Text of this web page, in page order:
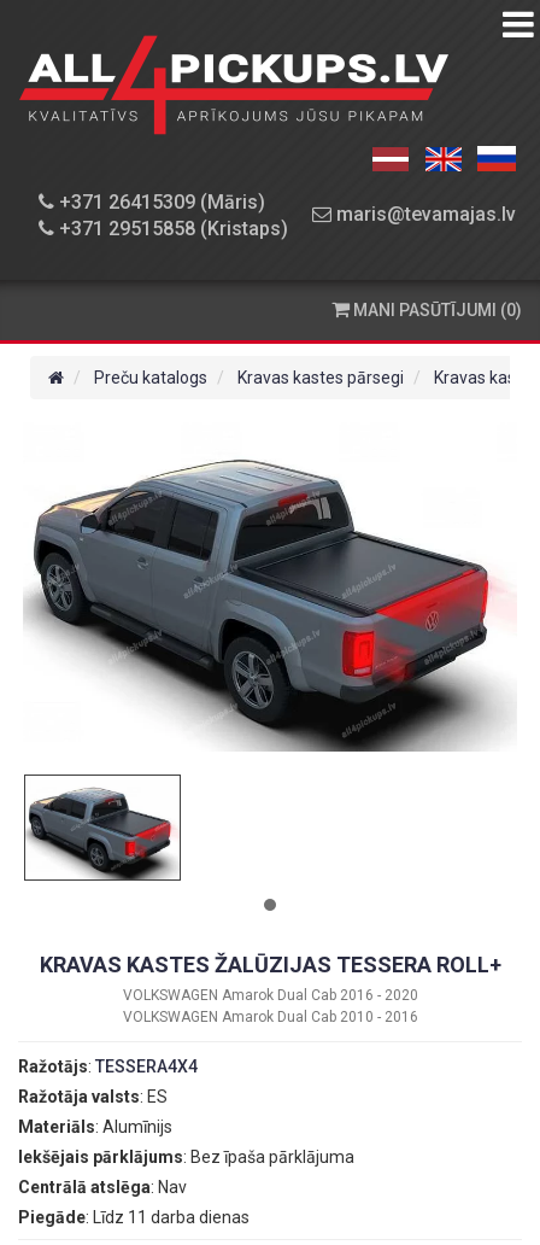
+371 26415309 (Māris)
+371 29515858 (Kristaps)
maris@tevamajas.lv
PREČU
KATALOGS
PIEGĀDE
MANI PASŪTĪJUMI (0)
Preču katalogs Kravas kastes pārsegi Kravas
KRAVAS KASTES ŽALŪZIJAS TESSERA ROLL+
VOLKSWAGEN Amarok Dual Cab 2016 - 2020
VOLKSWAGEN Amarok Dual Cab 2010 - 2016
Ražotājs: TESSERA4X4
Ražotāja valsts: ES
Materiāls: Alumīnijs
Iekšējais pārklājums: Bez īpaša pārklājuma
Centrālā atslēga: Nav
Piegāde: Līdz 11 darba dienas